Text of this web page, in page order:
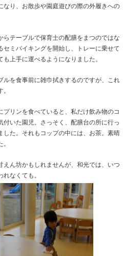
なり、お散歩や園庭遊びの際の外履きへの
らテーブルで保育士の配膳をまつのではな
セミバイキングを開始し、トレーに乗せて
上手に運べるようになりました。
ルを食事前に雑巾拭きするのですが、これ
リンを食べていると、私だけ飲み物のコ
付いた園児。さっそく、配膳台の所に行っ
した。それもコップの中には、お茶。素晴
えん坊かもしれませんが、和光では、いつ
なくても。